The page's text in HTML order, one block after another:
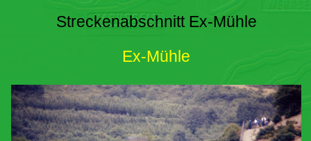
Streckenabschnitt Ex-Mühle
Ex-Mühle